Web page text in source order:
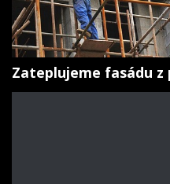
Zateplujeme fasádu z